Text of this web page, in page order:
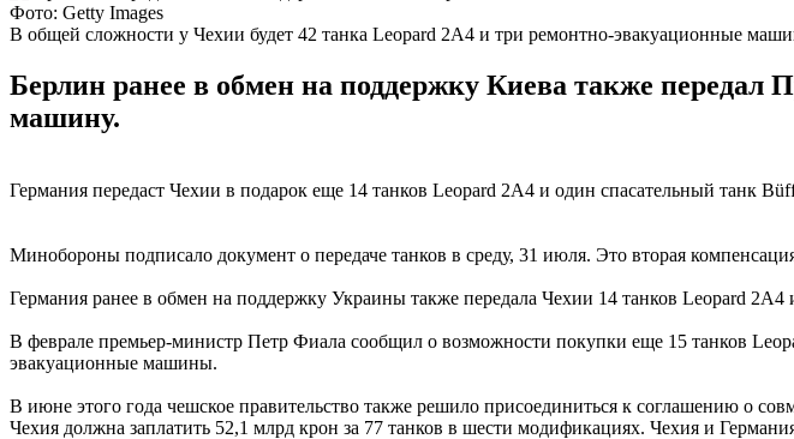
Фото: Getty Images
В общей сложности у Чехии будет 42 танка Leopard 2A4 и три ремонтно-эвакуационные
Берлин ранее в обмен на поддержку Киева также передал
машину.
Германия передаст Чехии в подарок еще 14 танков Leopard 2A4 и один спасательный танк
Минобороны подписало документ о передаче танков в среду, 31 июля. Это вторая
Германия ранее в обмен на поддержку Украины также передала Чехии 14 танков Leopard
В феврале премьер-министр Петр Фиала сообщил о возможности покупки еще 15 танков
эвакуационные машины.
В июне этого года чешское правительство также решило присоединиться к соглашению о
Чехия должна заплатить 52,1 млрд крон за 77 танков в шести модификациях. Чехия и